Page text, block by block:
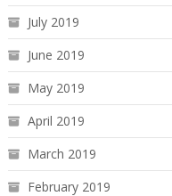
July 2019
June 2019
May 2019
April 2019
March 2019
February 2019